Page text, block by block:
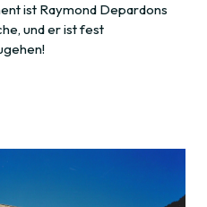
ist Raymond Depardons
und er ist fest